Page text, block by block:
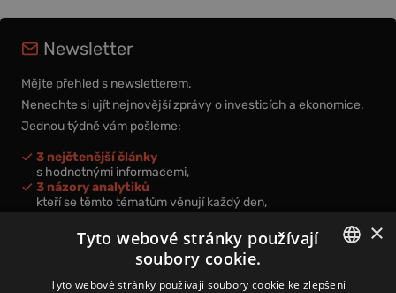
Newsletter
Mějte přehled s newsletterem.
Nenechte si ujít nejnovější zprávy o investicích a ekonomice.
Jednou týdně vám pošleme:
3 nejčtenější články
s hodnotnými informacemi,
3 názory analytiků
kteří se těmto tématům věnují každý den,
nová videa a podcasty
k prohloubení vašich znalostí.
CZECH
×
Tyto webové stránky používají
soubory cookie.
Tyto webové stránky používají soubory cookie ke zlepšení